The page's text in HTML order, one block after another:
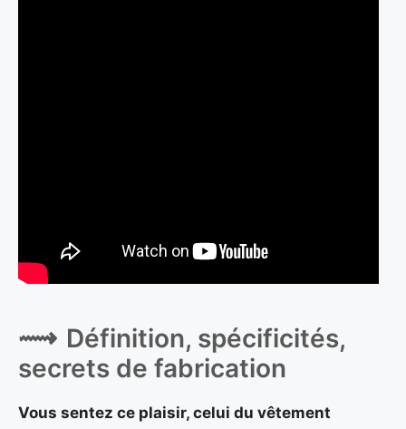
Définition, spécificités,
secrets de fabrication
Vous sentez ce plaisir, celui du vêtement